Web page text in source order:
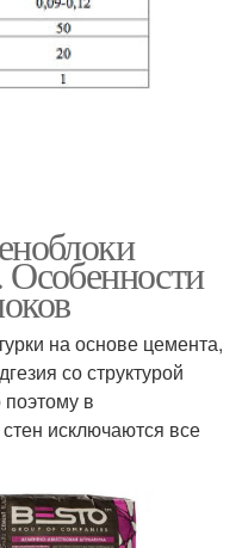
на основе цемента,
со структурой
в
исключаются все